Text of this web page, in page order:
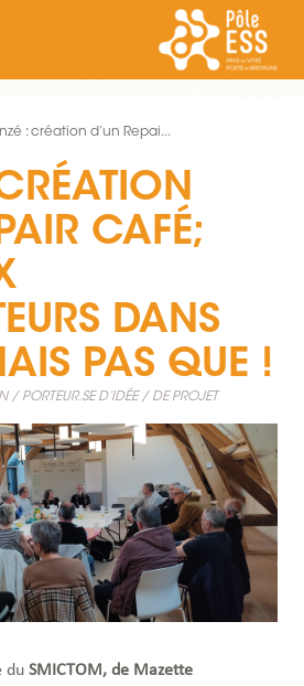
: création d’un Repai...
CAFÉ;
DANS
PAS QUE !
PORTEUR.SE D’IDÉE / DE PROJET
du SMICTOM, de Mazette